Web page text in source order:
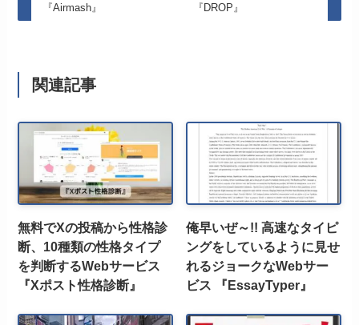
『Airmash』
『DROP』
関連記事
無料でXの投稿から性格診
断、10種類の性格タイプ
を判断するWebサービス
『Xポスト性格診断』
俺早いぜ～!! 高速なタイピ
ングをしているように見せ
れるジョークなWebサー
ビス 『EssayTyper』